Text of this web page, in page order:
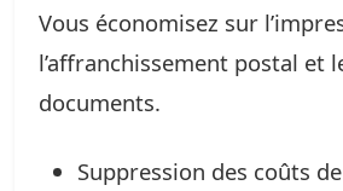
Vous économisez sur
l’affranchissement postal et
documents.
Suppression des coûts